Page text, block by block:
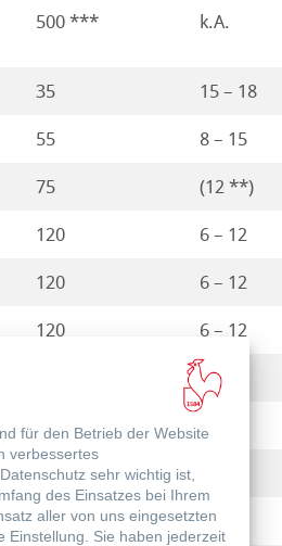
500 *** k.A.
35 15 – 18
55 8 – 15
75 (12 **)
120 6 – 12
120 6 – 12
120 6 – 12
5 – 10
320 4 – 8
350
470 2 – 6
für den Betrieb der Website
verbessertes
sehr wichtig ist,
des Einsatzes bei Ihrem
aller von uns eingesetzten
Einstellung. Sie haben jederzeit